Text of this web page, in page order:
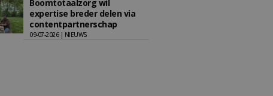
Boomtotaalzorg wil
expertise breder delen via
contentpartnerschap
09-07-2026 | NIEUWS